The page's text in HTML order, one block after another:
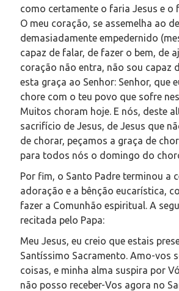
como certamente o faria Jesus e o
O meu coração, se assemelha ao
demasiadamente empedernido
capaz de falar, de fazer o bem, de
coração não entra, não sou capaz
esta graça ao Senhor: Senhor, que
chore com o teu povo que sofre
Muitos choram hoje. E nós, deste
sacrifício de Jesus, de Jesus que
de chorar, peçamos a graça de
para todos nós o domingo do
Por fim, o Santo Padre terminou a
adoração e a bênção eucarística,
fazer a Comunhão espiritual. A
recitada pelo Papa:
Meu Jesus, eu creio que estais
Santíssimo Sacramento. Amo-vos
coisas, e minha alma suspira por
não posso receber-Vos agora no